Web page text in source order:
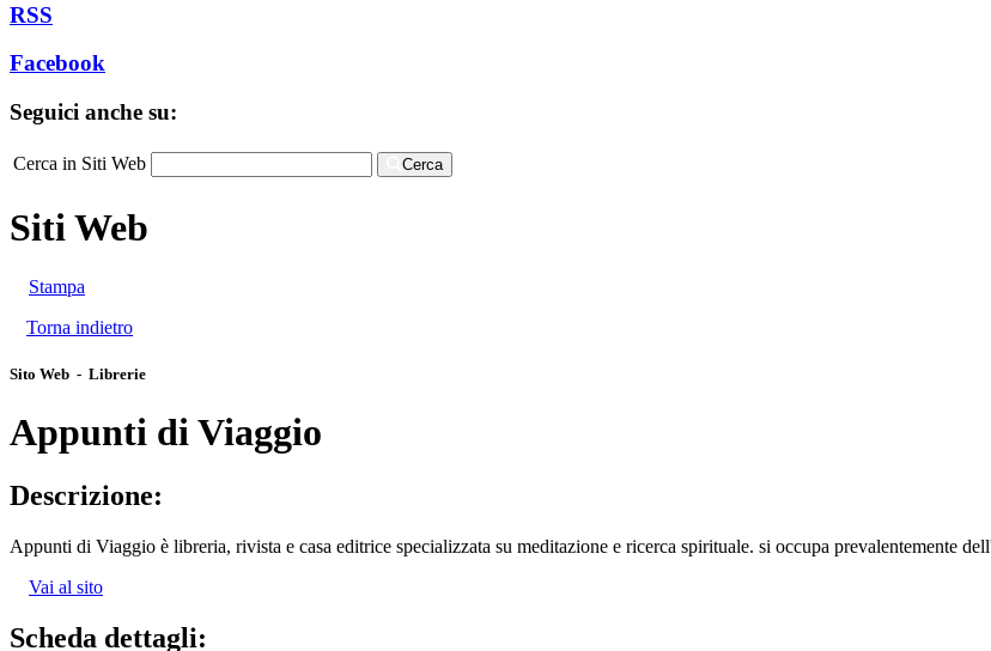
RSS
Facebook
Seguici anche su:
Cerca in Siti Web Cerca
Siti Web
Stampa
Torna indietro
Sito Web - Librerie
Appunti di Viaggio
Descrizione:
Appunti di Viaggio è libreria, rivista e casa editrice specializzata su meditazione e ricerca spirituale. si occupa prevalentemente
Vai al sito
Scheda dettagli: